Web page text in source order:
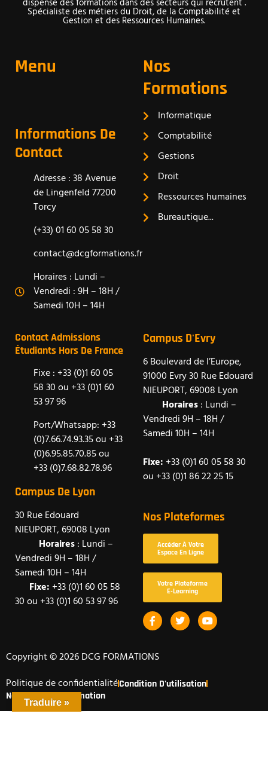
dispense des formations dans des secteurs qui recrutent .
Spécialiste des métiers du Droit, de la Comptabilité et
Gestion et des Ressources Humaines.
Menu
Informations De
Contact
Adresse : 38 Avenue
de Lingenfeld 77200
Torcy
(+33) 01 60 05 58 30
contact@dcgformations.fr
Horaires : Lundi –
Vendredi : 9H – 18H /
Samedi 10H – 14H
Nos
Formations
Informatique
Comptabilité
Gestions
Droit
Ressources humaines
Bureautique...
Contact Admissions
Étudiants Hors De France
Fixe : +33 (0)1 60 05
58 30 ou +33 (0)1 60
53 97 96
Port/Whatsapp: +33
(0)7.66.74.93.35 ou +33
(0)6.95.85.70.85 ou
+33 (0)7.68.82.78.96
Campus De Lyon
30 Rue Edouard
NIEUPORT, 69008 Lyon
Horaires: Lundi –
Vendredi 9H – 18H /
Samedi 10H – 14H
Fixe: +33 (0)1 60 05 58
30 ou +33 (0)1 60 53 97 96
Campus D'Evry
6 Boulevard de l’Europe,
91000 Evry 30 Rue Edouard
NIEUPORT, 69008 Lyon
Horaires: Lundi –
Vendredi 9H – 18H /
Samedi 10H – 14H
Fixe: +33 (0)1 60 05 58 30
ou +33 (0)1 86 22 25 15
Nos Plateformes
Accéder À Votre
Espace En Ligne
Votre Plateforme
E-Learning
F
A
C
B
O
K
T
W
I
Y
O
U
Copyright © 2026 DCG FORMATIONS
Politique de confidentialitéCondition D'utilisation
Nos CGV De La Formation
Traduire »